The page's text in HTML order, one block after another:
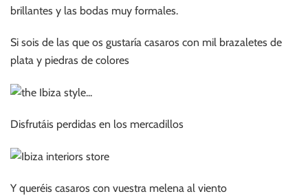
brillantes y las bodas muy formales.
Si sois de las que os gustaría casaros con mil brazaletes de
plata y piedras de colores
Disfrutáis perdidas en los mercadillos
Y queréis casaros con vuestra melena al viento